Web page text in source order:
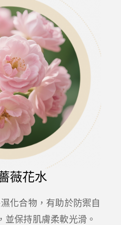
薇花水
化合物，有助於防禦自
並保持肌膚柔軟光滑。